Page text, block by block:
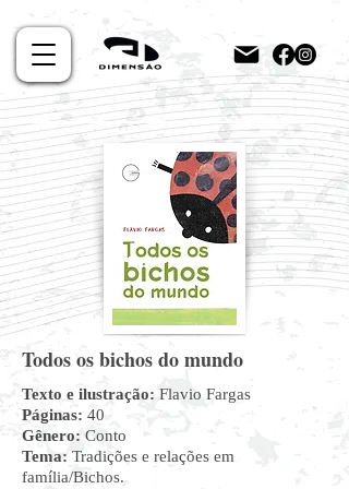
Todos os bichos do mundo
Texto e ilustração: Flavio Fargas
Páginas: 40
Gênero: Conto
Tema: Tradições e relações em
família/Bichos.